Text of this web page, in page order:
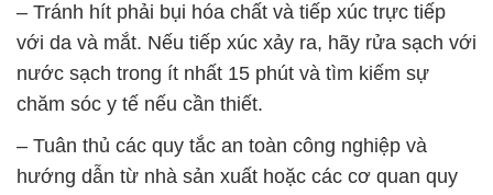
– Tránh hít phải bụi hóa chất và tiếp xúc trực tiếp
với da và mắt. Nếu tiếp xúc xảy ra, hãy rửa sạch với
nước sạch trong ít nhất 15 phút và tìm kiếm sự
chăm sóc y tế nếu cần thiết.
– Tuân thủ các quy tắc an toàn công nghiệp và
hướng dẫn từ nhà sản xuất hoặc các cơ quan quy